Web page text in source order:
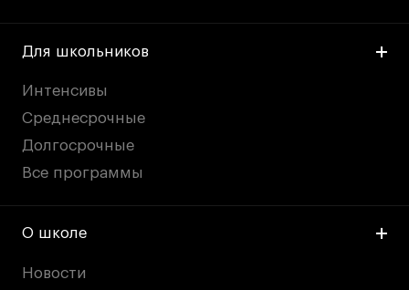
Для школьников
Интенсивы
Среднесрочные
Долгосрочные
Все программы
О школе
Новости